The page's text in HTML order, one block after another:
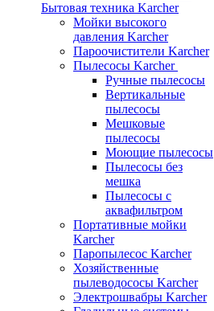
Бытовая техника Karcher
Мойки высокого
давления Karcher
Пароочистители Karcher
Пылесосы Karcher
Ручные пылесосы
Вертикальные
пылесосы
Мешковые
пылесосы
Моющие пылесосы
Пылесосы без
мешка
Пылесосы с
аквафильтром
Портативные мойки
Karcher
Паропылесос Karcher
Хозяйственные
пылеводососы Karcher
Электрошвабры Karcher